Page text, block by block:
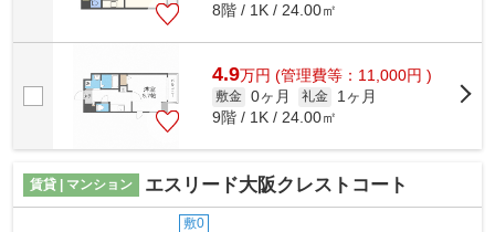
8階 / 1K / 24.00㎡
4.9万円 (管理費等：11,000円 )
敷金 0ヶ月 礼金
1ヶ月
9階 / 1K / 24.00㎡
賃貸 | マンション エスリード大阪クレストコート
敷0